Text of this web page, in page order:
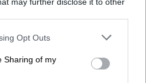
Opt Outs
Sharing of my